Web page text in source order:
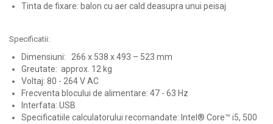
Tinta de fixare: balon cu aer cald deasupra unui peisaj
Specificatii:
Dimensiuni: 266 x 538 x 493 – 523 mm
Greutate: approx. 12 kg
Voltaj: 80 - 264 V AC
Frecventa blocului de alimentare: 47 - 63 Hz
Interfata: USB
Specificatiile calculatorului recomandate: Intel® Core™ i5, 500